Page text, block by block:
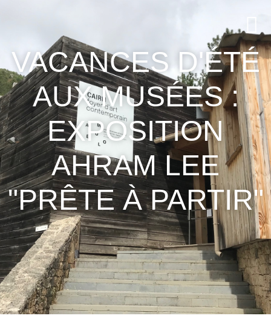
VACANCES D'ÉTÉ
AUX MUSÉES :
EXPOSITION
AHRAM LEE
"PRÊTE À PARTIR"